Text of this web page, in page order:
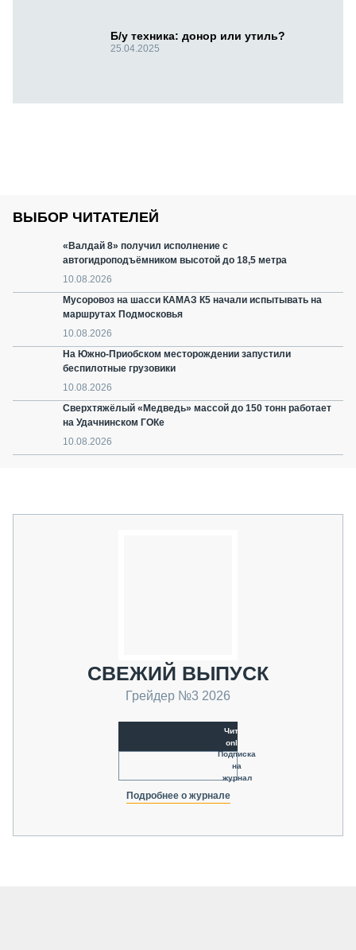
Б/у техника: донор или утиль?
25.04.2025
ВЫБОР ЧИТАТЕЛЕЙ
«Валдай 8» получил исполнение с
автогидроподъёмником высотой до 18,5 метра
10.08.2026
Мусоровоз на шасси КАМАЗ К5 начали испытывать на
маршрутах Подмосковья
10.08.2026
На Южно-Приобском месторождении запустили
беспилотные грузовики
10.08.2026
Сверхтяжёлый «Медведь» массой до 150 тонн работает
на Удачнинском ГОКе
10.08.2026
СВЕЖИЙ ВЫПУСК
Грейдер №3 2026
Читать
online
Подписка
на
журнал
Подробнее о журнале